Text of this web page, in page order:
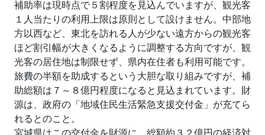
補助率は現時点で５割程度を見込んでいますが、観光客
１人当たりの利用上限は原則として設けません。中部地
方以西など、東北を訪れる人が少ない遠方からの観光客
ほど割引幅が大きくなるように調整する方向ですが、観
光客の居住地は制限せず、県内在住者も利用可能です。
旅費の半額を助成するという大胆な取り組みですが、補
助総額は７～８億円程度になると見込まれています。財
源は、政府の「地域住民生活緊急支援交付金」が充てら
れるとのこと。